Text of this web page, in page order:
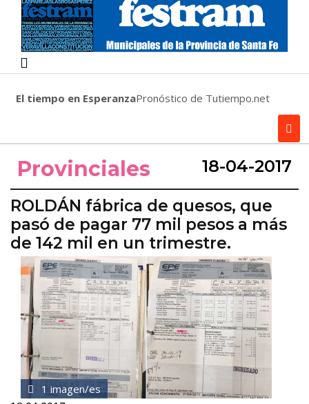
El tiempo en EsperanzaPronóstico de Tutiempo.net
Provinciales 18-04-2017
ROLDÁN fábrica de quesos, que
pasó de pagar 77 mil pesos a más
de 142 mil en un trimestre.
1 imagen/es